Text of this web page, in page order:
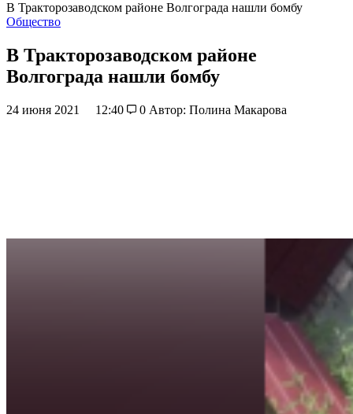
В Тракторозаводском районе Волгограда нашли бомбу
Общество
В Тракторозаводском районе
Волгограда нашли бомбу
24 июня 2021 12:40 0 Автор: Полина Макарова